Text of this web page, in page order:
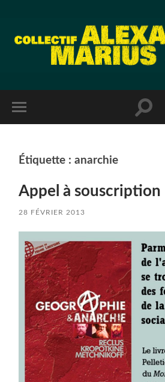
Étiquette :anarchie
Appel à souscription
28 FÉVRIER 2013